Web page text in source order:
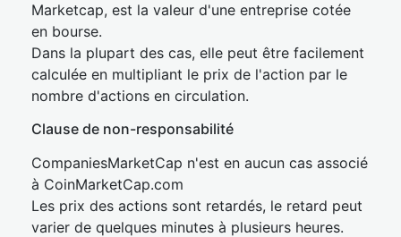
Marketcap, est la valeur d'une entreprise cotée
en bourse.
Dans la plupart des cas, elle peut être facilement
calculée en multipliant le prix de l'action par le
nombre d'actions en circulation.
Clause de non-responsabilité
CompaniesMarketCap n'est en aucun cas associé
à CoinMarketCap.com
Les prix des actions sont retardés, le retard peut
varier de quelques minutes à plusieurs heures.